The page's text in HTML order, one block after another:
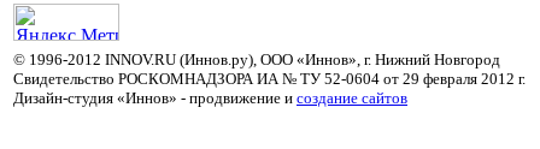
© 1996-2012 INNOV.RU (Иннов.ру), ООО «Иннов», г. Нижний Новгород
Свидетельство РОСКОМНАДЗОРА ИА № ТУ 52-0604 от 29 февраля 2012 г.
Дизайн-студия «Иннов» - продвижение и cоздание сайтов